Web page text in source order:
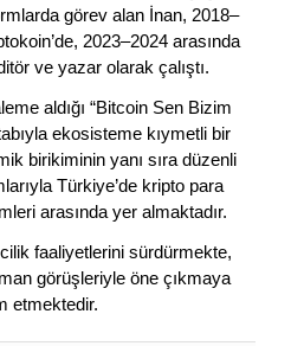
görev alan İnan, 2018–
2023–2024 arasında
ve yazar olarak çalıştı.
aldığı “Bitcoin Sen Bizim
ekosisteme kıymetli bir
birikiminin yanı sıra düzenli
Türkiye’de kripto para
arasında yer almaktadır.
faaliyetlerini sürdürmekte,
görüşleriyle öne çıkmaya
etmektedir.